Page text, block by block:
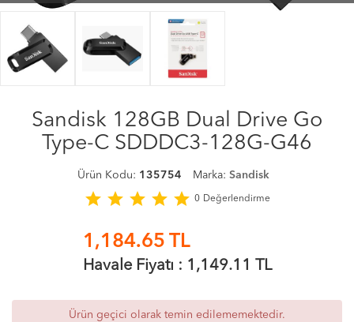
Sandisk 128GB Dual Drive Go
Type-C SDDDC3-128G-G46
Ürün Kodu: 135754 Marka: Sandisk
star star star star star 0 Değerlendirme
1,184.65 TL
Havale Fiyatı : 1,149.11 TL
Ürün geçici olarak temin edilememektedir.